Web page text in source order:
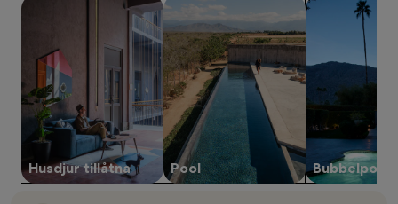
1 natt
för
2 vuxna.
Priser
och
tillgänglighet
kan
ändras.
Husdjur tillåtna Pool Bubbelpool